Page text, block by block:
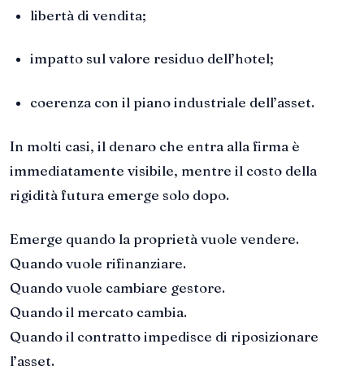
libertà di vendita;
impatto sul valore residuo dell’hotel;
coerenza con il piano industriale dell’asset.
In molti casi, il denaro che entra alla firma è
immediatamente visibile, mentre il costo della
rigidità futura emerge solo dopo.
Emerge quando la proprietà vuole vendere.
Quando vuole rifinanziare.
Quando vuole cambiare gestore.
Quando il mercato cambia.
Quando il contratto impedisce di riposizionare
l’asset.